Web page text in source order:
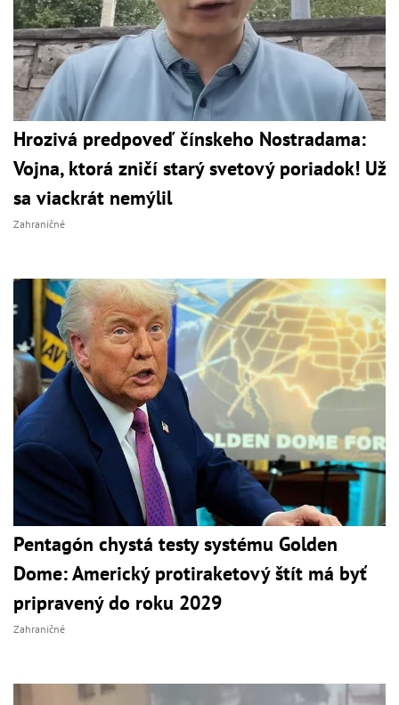
Hrozivá predpoveď čínskeho Nostradama:
Vojna, ktorá zničí starý svetový poriadok! Už
sa viackrát nemýlil
Zahraničné
Pentagón chystá testy systému Golden
Dome: Americký protiraketový štít má byť
pripravený do roku 2029
Zahraničné